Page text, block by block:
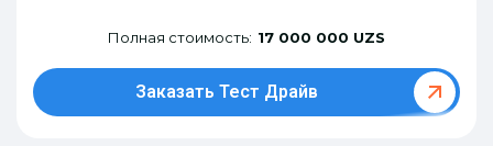
Полная стоимость: 17 000 000 UZS
Заказать Тест Драйв